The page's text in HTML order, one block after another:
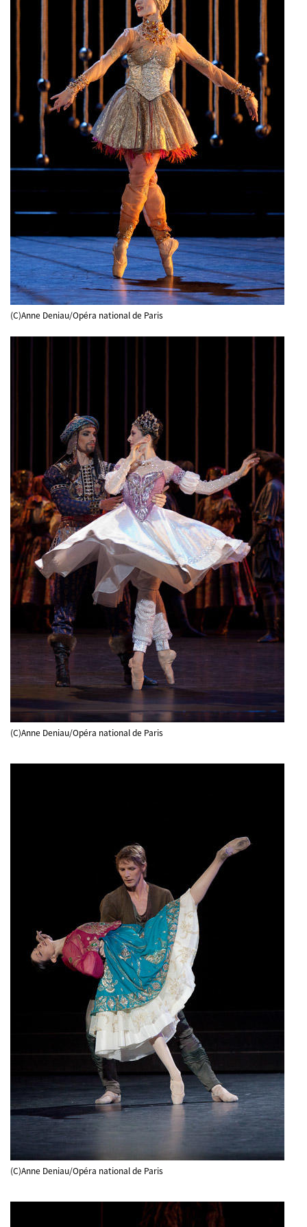
(C)Anne Deniau/Opéra national de Paris
(C)Anne Deniau/Opéra national de Paris
(C)Anne Deniau/Opéra national de Paris